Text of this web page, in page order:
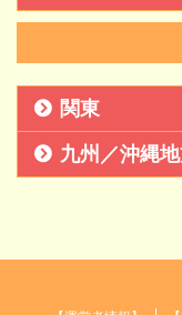
関東
九州／沖縄